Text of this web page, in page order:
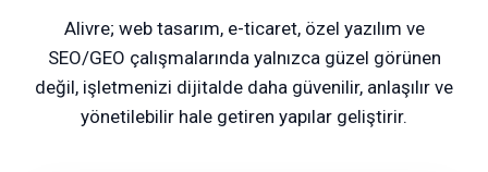
Alivre; web tasarım, e-ticaret, özel yazılım ve
SEO/GEO çalışmalarında yalnızca güzel görünen
değil, işletmenizi dijitalde daha güvenilir, anlaşılır ve
yönetilebilir hale getiren yapılar geliştirir.